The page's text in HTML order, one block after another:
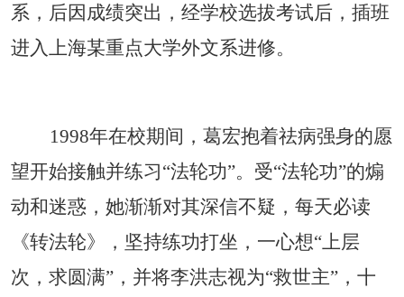
系，后因成绩突出，经学校选拔考试后，插班
进入上海某重点大学外文系进修。
1998年在校期间，葛宏抱着祛病强身的愿
望开始接触并练习“法轮功”。受“法轮功”的煽
动和迷惑，她渐渐对其深信不疑，每天必读
《转法轮》，坚持练功打坐，一心想“上层
次，求圆满”，并将李洪志视为“救世主”，十